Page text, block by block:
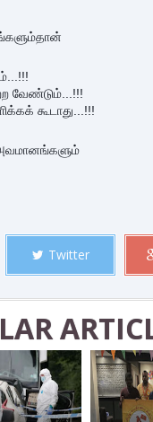
வேண்டும்...!!!
கூடாது...!!!
அவமானங்களும்
Twitter